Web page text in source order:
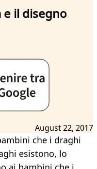
e il disegno
August 22, 2017
che i draghi
esistono, lo